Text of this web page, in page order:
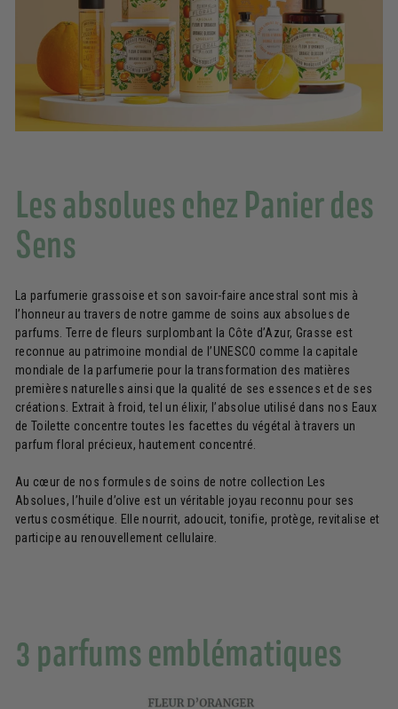
Les absolues chez Panier des
Sens
La parfumerie grassoise et son savoir-faire ancestral sont mis à
l’honneur au travers de notre gamme de soins aux absolues de
parfums. Terre de fleurs surplombant la Côte d’Azur, Grasse est
reconnue au patrimoine mondial de l’UNESCO comme la capitale
mondiale de la parfumerie pour la transformation des matières
premières naturelles ainsi que la qualité de ses essences et de ses
créations. Extrait à froid, tel un élixir, l’absolue utilisé dans nos Eaux
de Toilette concentre toutes les facettes du végétal à travers un
parfum floral précieux, hautement concentré.
Au cœur de nos formules de soins de notre collection Les
Absolues, l’huile d’olive est un véritable joyau reconnu pour ses
vertus cosmétique. Elle nourrit, adoucit, tonifie, protège, revitalise et
participe au renouvellement cellulaire.
3 parfums emblématiques